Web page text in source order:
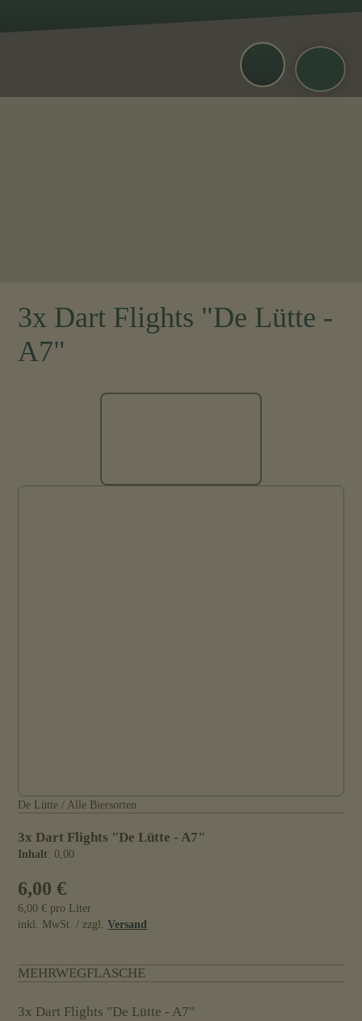
3x Dart Flights "De Lütte -
A7"
De Lütte / Alle Biersorten
3x Dart Flights "De Lütte - A7"
Inhalt: 0,00
6,00 €
6,00 € pro Liter
inkl. MwSt. / zzgl.Versand
MEHRWEGFLASCHE
3x Dart Flights "De Lütte - A7"